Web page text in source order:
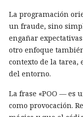
La programación
un fraude, sino
engañar
otro enfoque
contexto de la
del entorno.
La frase «POO — es
como provocación.